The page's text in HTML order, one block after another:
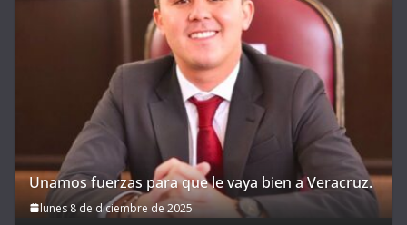
Unamos fuerzas para que le vaya bien a Veracruz.
lunes 8 de diciembre de 2025